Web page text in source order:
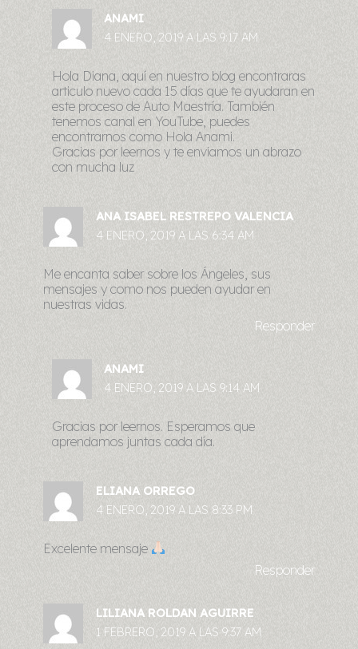
ANAMI
4 ENERO, 2019 A LAS 9:17 AM
Hola Diana, aquí en nuestro blog encontraras
articulo nuevo cada 15 días que te ayudaran en
este proceso de Auto Maestría. También
tenemos canal en YouTube, puedes
encontrarnos como Hola Anami.
Gracias por leernos y te enviamos un abrazo
con mucha luz
ANA ISABEL RESTREPO VALENCIA
4 ENERO, 2019 A LAS 6:34 AM
Me encanta saber sobre los Ángeles, sus
mensajes y como nos pueden ayudar en
nuestras vidas.
Responder
ANAMI
4 ENERO, 2019 A LAS 9:14 AM
Gracias por leernos. Esperamos que
aprendamos juntas cada día.
ELIANA ORREGO
4 ENERO, 2019 A LAS 8:33 PM
Excelente mensaje
Responder
LILIANA ROLDAN AGUIRRE
1 FEBRERO, 2019 A LAS 9:37 AM